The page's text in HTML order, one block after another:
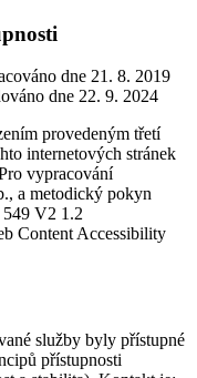
dne 21. 8. 2019
dne 22. 9. 2024
provedeným třetí
internetových stránek
vypracování
a metodický pokyn
V2 1.2
Content Accessibility
služby byly přístupné
přístupnosti